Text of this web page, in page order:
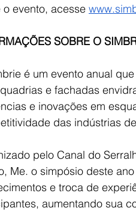
o evento, acesse
SOBRE O
é um evento anual
e fachadas
e inovações em
das indústrias
pelo Canal do
Me. o simpósio deste
e troca de
aumentando sua